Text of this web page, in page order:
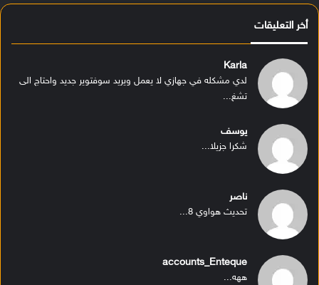
أخر التعليقات
Karla
لدي مشكله في جهازي لا يعمل ويريد سوفتوير جديد واحتاج الى
تشغ...
يوسف
شكرا جزيلا...
ناصر
تحديث هواوي 8...
accounts_Enteque
ههه...